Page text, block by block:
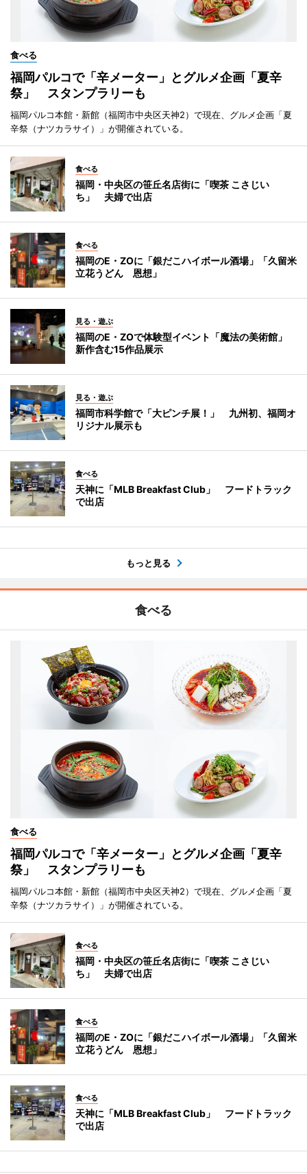
食べる
福岡パルコで「辛メーター」とグルメ企画「夏辛
祭」 スタンプラリーも
福岡パルコ本館・新館（福岡市中央区天神2）で現在、グルメ企画「夏
辛祭（ナツカラサイ）」が開催されている。
食べる
福岡・中央区の笹丘名店街に「喫茶 こさじい
ち」 夫婦で出店
食べる
福岡のE・ZOに「銀だこハイボール酒場」「久留米
立花うどん 恩想」
見る・遊ぶ
福岡のE・ZOで体験型イベント「魔法の美術館」
新作含む15作品展示
見る・遊ぶ
福岡市科学館で「大ピンチ展！」 九州初、福岡オ
リジナル展示も
食べる
天神に「MLB Breakfast Club」 フードトラック
で出店
もっと見る
食べる
食べる
福岡パルコで「辛メーター」とグルメ企画「夏辛
祭」 スタンプラリーも
福岡パルコ本館・新館（福岡市中央区天神2）で現在、グルメ企画「夏
辛祭（ナツカラサイ）」が開催されている。
食べる
福岡・中央区の笹丘名店街に「喫茶 こさじい
ち」 夫婦で出店
食べる
福岡のE・ZOに「銀だこハイボール酒場」「久留米
立花うどん 恩想」
食べる
天神に「MLB Breakfast Club」 フードトラック
で出店